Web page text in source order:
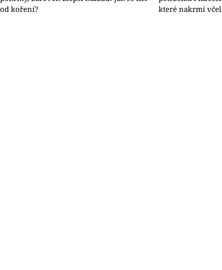
od koření?
které nakrmí